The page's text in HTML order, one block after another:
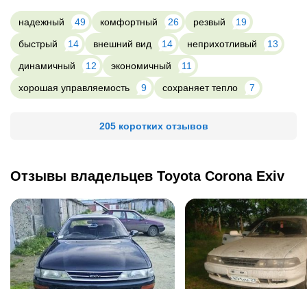
надежный 49 комфортный 26 резвый
19
быстрый
14 внешний вид 14 неприхотливый
13
динамичный
12 экономичный
11
хорошая управляемость
9 сохраняет тепло 7
205 коротких отзывов
Отзывы владельцев Toyota Corona Exiv